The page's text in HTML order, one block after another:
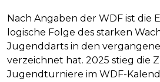
Nach Angaben der WDF ist die
logische Folge des starken
Jugenddarts in den
verzeichnet hat. 2025 stieg die
Jugendturniere im WDF-